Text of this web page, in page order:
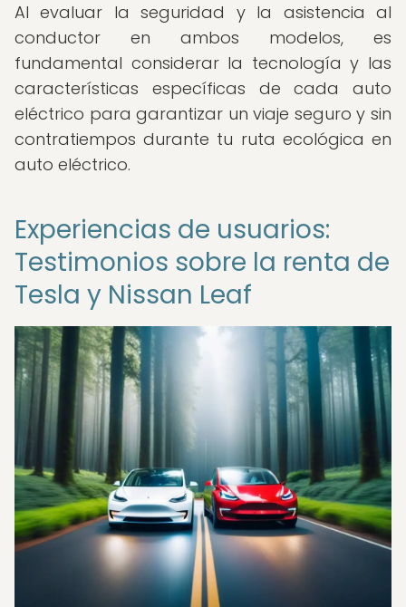
Al evaluar la seguridad y la asistencia al
conductor en ambos modelos, es
fundamental considerar la tecnología y las
características específicas de cada auto
eléctrico para garantizar un viaje seguro y sin
contratiempos durante tu ruta ecológica en
auto eléctrico.
Experiencias de usuarios:
Testimonios sobre la renta de
Tesla y Nissan Leaf